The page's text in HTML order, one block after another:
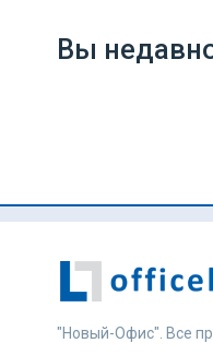
Вы
"Новый-Офис". Все